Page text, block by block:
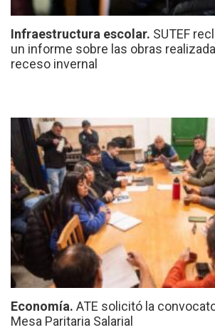
Infraestructura escolar. SUTEF
un informe sobre las obras
receso invernal
Economía. ATE solicitó la
Mesa Paritaria Salarial